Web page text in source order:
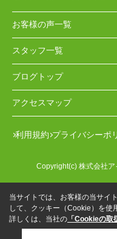
お客様の声一覧
スタッフ一覧
ブログトップ
アクセスマップ
利用規約 プライバシーポ
Copyright(c) 株式会社
当サイトでは、お客様の当サイ
して、クッキー（Cookie）を使
詳しくは、当社の 「Cookieの取